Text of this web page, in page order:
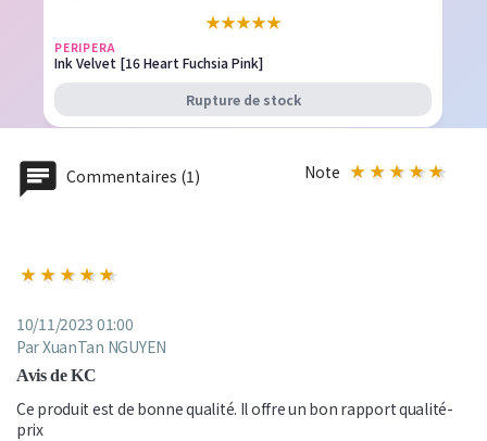
★★★★★
PERIPERA
Ink Velvet [16 Heart Fuchsia Pink]
Rupture de stock
Commentaires (1) Note
10/11/2023 01:00
Par XuanTan NGUYEN
Avis de KC
Ce produit est de bonne qualité. Il offre un bon rapport qualité-
prix